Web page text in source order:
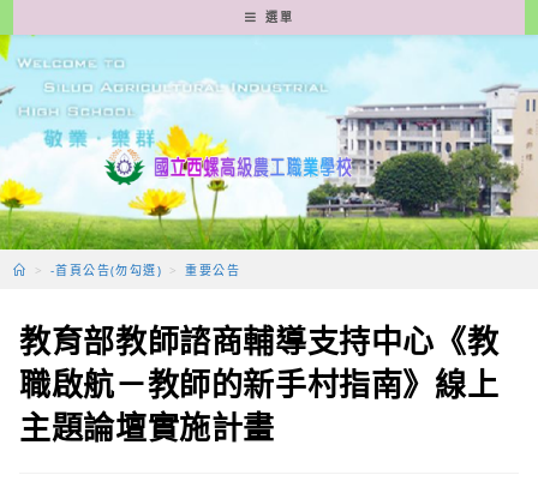
轉
至
要
容
選單
> -首頁公告(勿勾選) > 重要公告
教育部教師諮商輔導支持中心《教
職啟航－教師的新手村指南》線上
主題論壇實施計畫